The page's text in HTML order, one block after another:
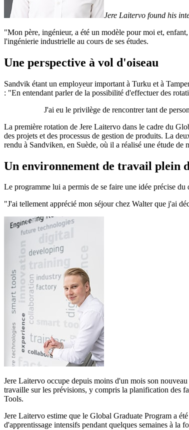
Jere Laitervo found his
"Mon père, ingénieur, a été un modèle pour moi et,
l'ingénierie industrielle au cours de ses études.
Une perspective à vol d'oiseau
Sandvik étant un employeur important à Turku et à
: "En entendant parler de la possibilité d'effectuer des
J'ai eu le privilège de rencontrer tant de
La première rotation de Jere Laitervo dans le cadre du
des projets et des processus de gestion de produits. La
rendu à Sandviken, en Suède, où il a réalisé une étude
Un environnement de travail plein
Le programme lui a permis de se faire une idée précise
"J'ai tellement apprécié mon séjour chez Walter que j'ai
Jere Laitervo occupe depuis moins d'un mois son
travaille sur les prévisions, y compris la planification des
Tools.
Jere Laitervo estime que le Global Graduate Program a
d'apprentissage intensifs pendant quelques semaines à la